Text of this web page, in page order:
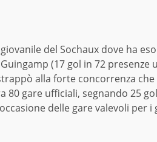
del Sochaux dove ha
(17 gol in 72
alla forte concorrenza
80 gare ufficiali, segnando 25
delle gare valevoli per